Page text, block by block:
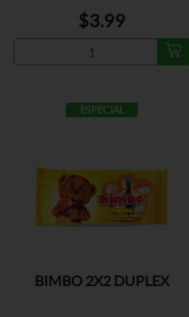
$3.99
ESPECIAL
BIMBO 2X2 DUPLEX